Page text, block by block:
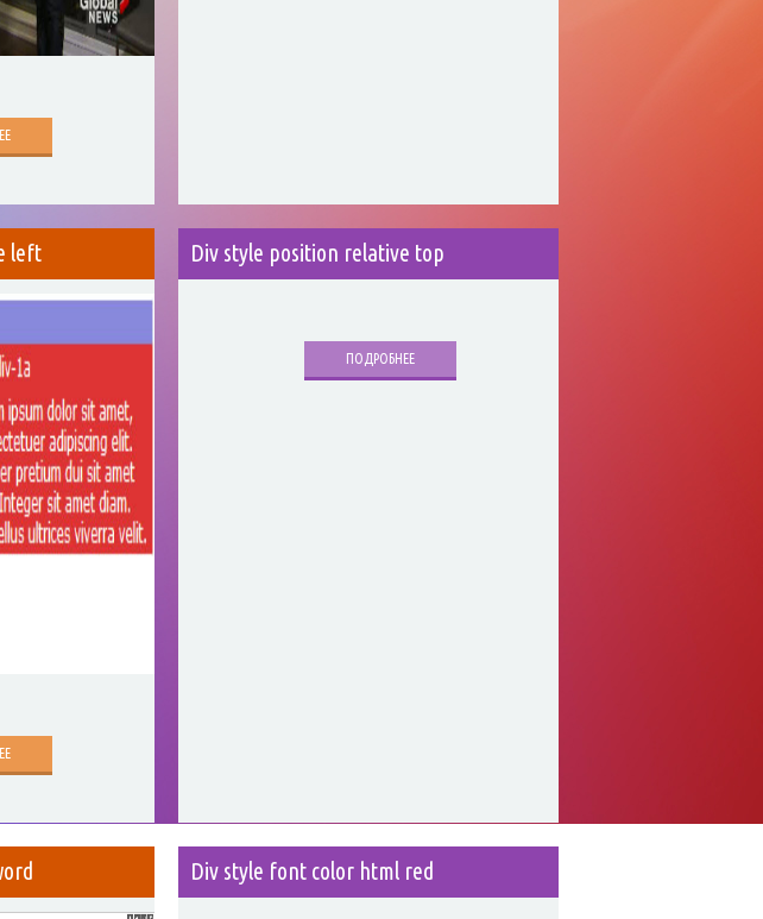
left Div style position relative top
ПОДРОБНЕЕ
Div style font color html red